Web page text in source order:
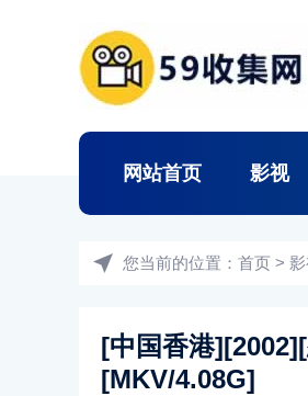
网站首页 影视
您当前的位置： 首页 >
[中国香港
[MKV/4.08G]